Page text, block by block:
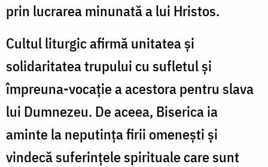
prin lucrarea minunată a lui Hristos.
Cultul liturgic afirmă unitatea şi
solidaritatea trupului cu sufletul şi
împreuna-vocaţie a acestora pentru slava
lui Dumnezeu. De aceea, Biserica ia
aminte la neputinţa firii omeneşti şi
vindecă suferinţele spirituale care sunt